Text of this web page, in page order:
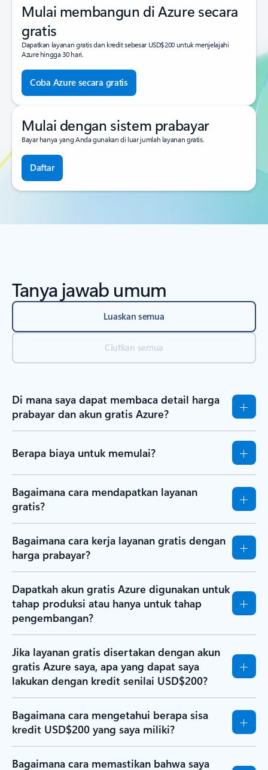
Mulai membangun di Azure secara
gratis
Dapatkan layanan gratis dan kredit sebesar USD$200 untuk menjelajahi
Azure hingga 30 hari.
Coba Azure secara gratis
Mulai dengan sistem prabayar
Bayar hanya yang Anda gunakan di luar jumlah layanan gratis.
Daftar
Tanya jawab umum
Luaskan semua
Ciutkan semua
Di mana saya dapat membaca detail harga
prabayar dan akun gratis Azure?
Berapa biaya untuk memulai?
Bagaimana cara mendapatkan layanan
gratis?
Bagaimana cara kerja layanan gratis dengan
harga prabayar?
Dapatkah akun gratis Azure digunakan untuk
tahap produksi atau hanya untuk tahap
pengembangan?
Jika layanan gratis disertakan dengan akun
gratis Azure saya, apa yang dapat saya
lakukan dengan kredit senilai USD$200?
Bagaimana cara mengetahui berapa sisa
kredit USD$200 yang saya miliki?
Bagaimana cara memastikan bahwa saya